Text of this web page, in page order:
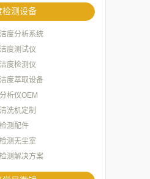
检测设备
度分析系统
度测试仪
度检测仪
度萃取设备
析仪OEM
洗机定制
测配件
测无尘室
测解决方案